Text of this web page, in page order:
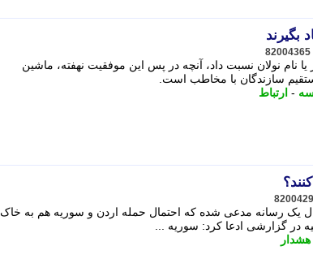
بگیرند
82004365
نام نولان نسبت داد، آنچه در پس این موفقیت نهفته، ماشین
سازندگان با مخاطب است.
- ارتباط
یک رسانه مدعی شده که احتمال حمله اردن و سوریه هم به خاک
در گزارشی ادعا کرد: سوریه ...
هشدار